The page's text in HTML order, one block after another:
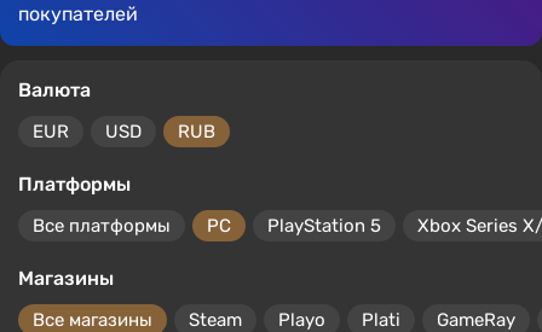
покупателей
Валюта
EUR USD RUB
Платформы
Все платформы PC PlayStation 5 Xbox Series
Магазины
Все магазины Steam Playo Plati GameRay